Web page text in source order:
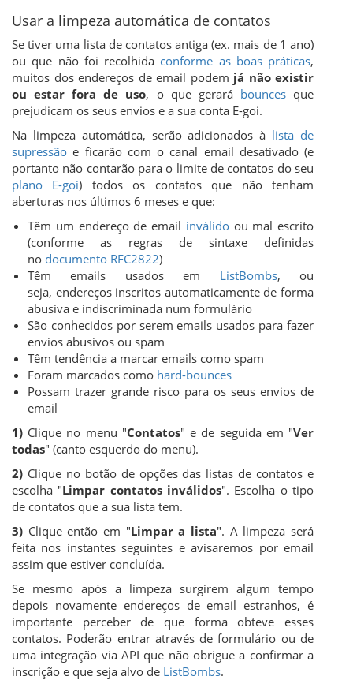
Usar a limpeza automática de contatos
Se tiver uma lista de contatos antiga (ex. mais de 1 ano)
ou que não foi recolhida conforme as boas práticas,
muitos dos endereços de email podem já não existir
ou estar fora de uso, o que gerará bouncesque
prejudicam os seus envios e a sua conta E-goi.
Na limpeza automática, serão adicionados à lista de
supressão e ficarão com o canal email desativado (e
portanto não contarão para o limite de contatos do seu
plano E-goi) todos os contatos que não tenham
aberturas nos últimos 6 meses e que:
Têm um endereço de email inválidoou mal escrito
(conforme as regras de sintaxe definidas
no documento RFC2822)
Têm emails usados em ListBombs, ou
seja, endereços inscritos automaticamente de forma
abusiva e indiscriminada num formulário
São conhecidos por serem emails usados para fazer
envios abusivos ou spam
Têm tendência a marcar emails como spam
Foram marcados como hard-bounces
Possam trazer grande risco para os seus envios de
email
1) Clique no menu "Contatos" e de seguida em "Ver
todas" (canto esquerdo do menu).
2) Clique no botão de opções das listas de contatos e
escolha "Limpar contatos inválidos". Escolha o tipo
de contatos que a sua lista tem.
3) Clique então em "Limpar a lista". A limpeza será
feita nos instantes seguintes e avisaremos por email
assim que estiver concluída.
Se mesmo após a limpeza surgirem algum tempo
depois novamente endereços de email estranhos, é
importante perceber de que forma obteve esses
contatos. Poderão entrar através de formulário ou de
uma integração via API que não obrigue a confirmar a
inscrição e que seja alvo de ListBombs.